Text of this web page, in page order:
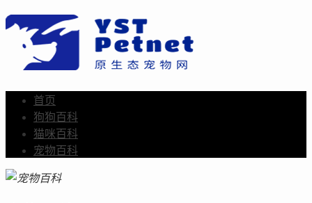
首页
狗狗百科
猫咪百科
宠物百科